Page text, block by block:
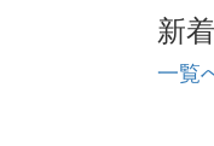
新着
一覧